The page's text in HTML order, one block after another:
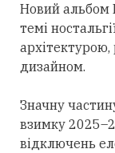
Новий альбом
темі
дизайном.
Значну
взимку
відключень